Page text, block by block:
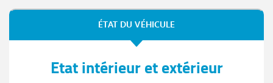
Sellerie tissu Noir Titane
Sièges AV réglable en hauteur
Système de surveillance de la pression des
Système ISOFIX (i-Size) aux places AR
ÉTAT DU VÉHICULE
Etat intérieur et extérieur